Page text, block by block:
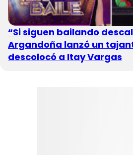
“Si siguen bailando
Argandoña lanzó un
descolocó a Itay Vargas